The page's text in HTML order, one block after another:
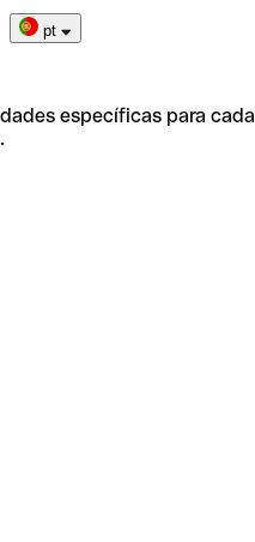
pt
específicas para cada